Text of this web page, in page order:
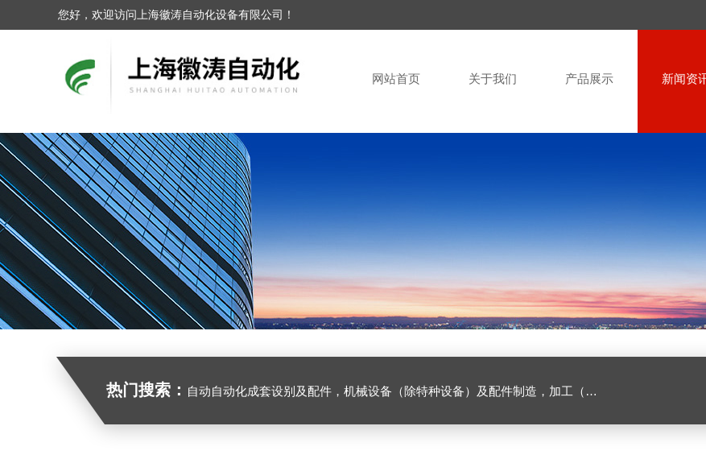
您好，欢迎访问上海徽涛自动化设备有限公司！
网站首页 关于我们 产品展示 新闻资
热门搜索： 自动自动化成套设别及配件，机械设备（除特种设备）及配件制造，加工（以上限分支机构经营），设计，批发，零售，模具，五金制品，工具加工（限分支机构经营），设计，批发，零售。五金交电，金属材料，金属制品，不锈钢制品，建筑材料，钢材，橡塑制品，环保设备，润滑剂，汽车配件，摩托车配件的批发，零售。（企业经营涉及行政许可的，凭许可证件经营）化成套设别及配件，机械设备（除特种设备）及配件制造，加工（以上限分支机构经营），设计，批发，零售，模具，五金制品，工具加工（限分支机构经营），设计，批发，零售。五金交电，金属材料，金属制品，不锈钢制品，建筑材料，钢材，橡塑制品，环保设备，润滑剂，汽车配件，摩托车配件的批发，零售。（企业经营涉及行政许可的，凭许可证件经营）